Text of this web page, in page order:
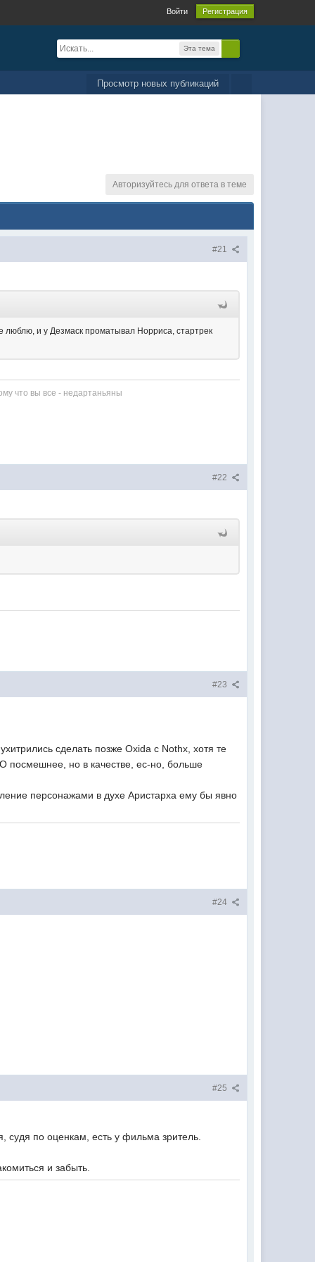
Войти Регистрация
Эта тема
Просмотр новых публикаций
Авторизуйтесь для ответа в теме
#21
люблю, и у Дезмаск проматывал Норриса, стартрек
что вы все - недартаньяны
#22
#23
сделать позже Oxidа с Nothx, хотя те
посмешнее, но в качестве, ес-но, больше
персонажами в духе Аристарха ему бы явно
#24
#25
по оценкам, есть у фильма зритель.
и забыть.